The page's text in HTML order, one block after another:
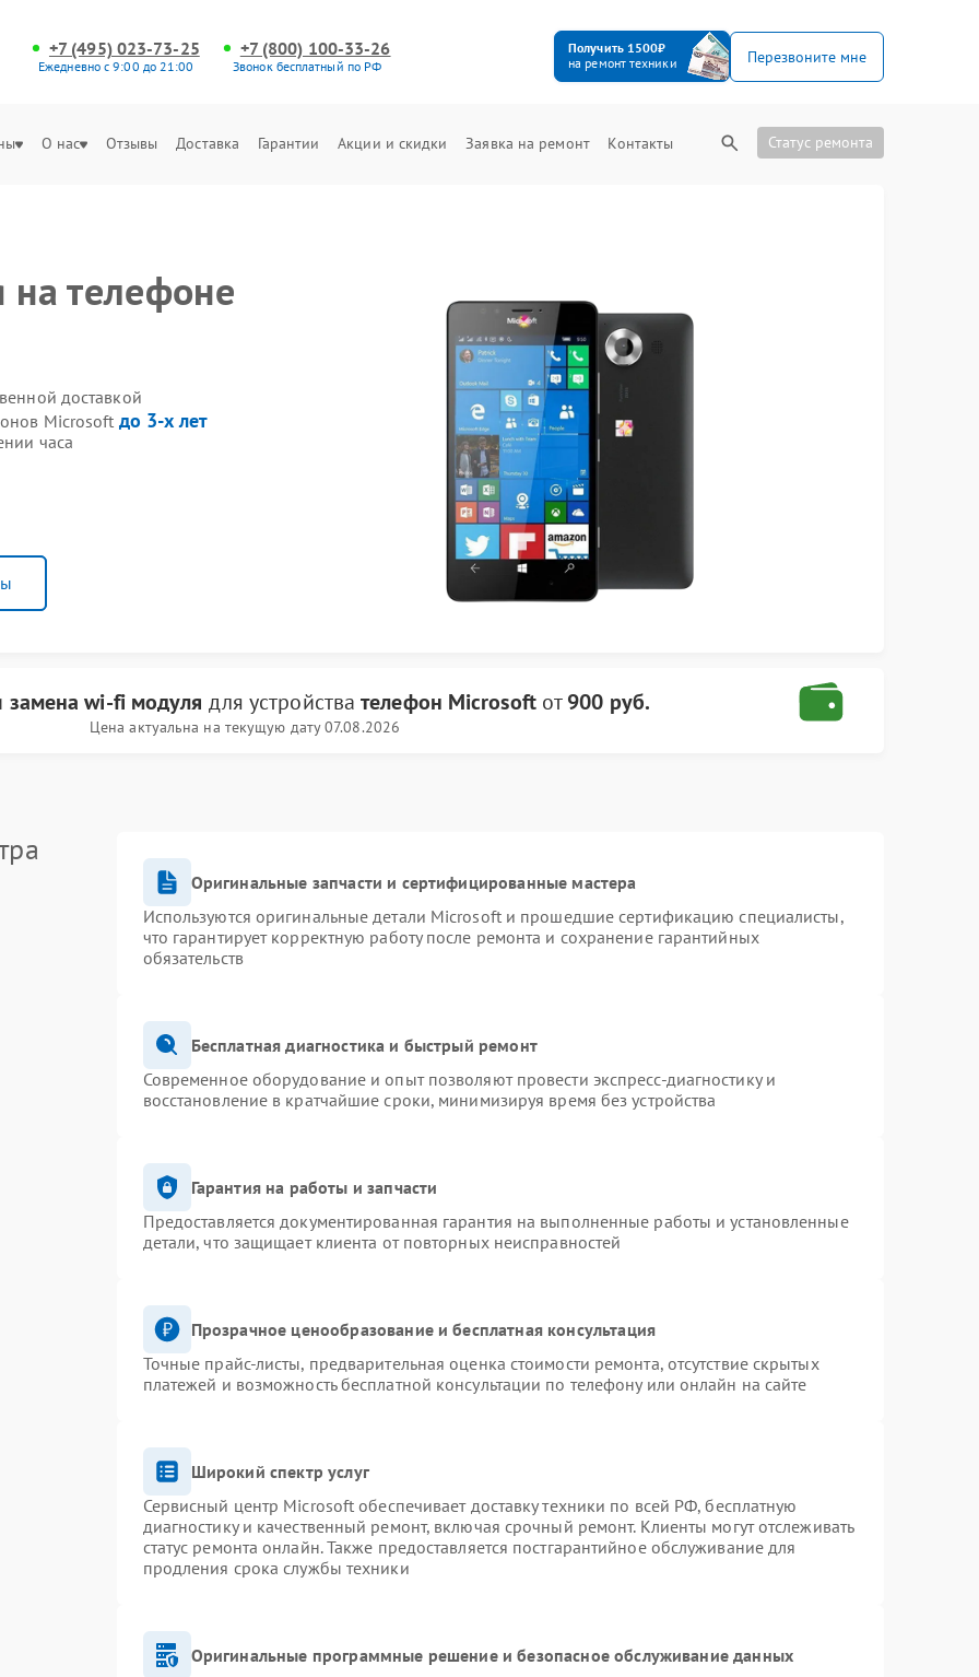
+7 (495) 023-73-25
Ежедневно с 9:00 до 21:00
+7 (800) 100-33-26
Звонок бесплатный по РФ
Получить 1500₽
на ремонт техники
Перезвоните мне
О нас Отзывы Доставка Гарантии Акции и скидки Заявка на ремонт Контакты Статус ремонта
телефоне
доставкой
Microsoft до 3-х лет
часа
замена wi-fi модуля для устройствателефон Microsoftот900 руб.
Цена актуальна на текущую дату 07.08.2026
Оригинальные запчасти и сертифицированные мастера
Используются оригинальные детали Microsoft и прошедшие сертификацию специалисты,
что гарантирует корректную работу после ремонта и сохранение гарантийных
обязательств
Бесплатная диагностика и быстрый ремонт
Современное оборудование и опыт позволяют провести экспресс-диагностику и
восстановление в кратчайшие сроки, минимизируя время без устройства
Гарантия на работы и запчасти
Предоставляется документированная гарантия на выполненные работы и установленные
детали, что защищает клиента от повторных неисправностей
Прозрачное ценообразование и бесплатная консультация
Точные прайс-листы, предварительная оценка стоимости ремонта, отсутствие скрытых
платежей и возможность бесплатной консультации по телефону или онлайн на сайте
Широкий спектр услуг
Сервисный центр Microsoft обеспечивает доставку техники по всей РФ, бесплатную
диагностику и качественный ремонт, включая срочный ремонт. Клиенты могут отслеживать
статус ремонта онлайн. Также предоставляется постгарантийное обслуживание для
продления срока службы техники
Оригинальные программные решение и безопасное обслуживание данных